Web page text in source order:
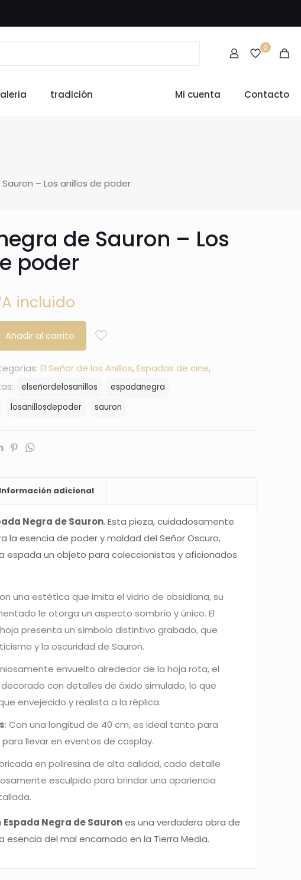
0
tradición Mi cuenta Contacto
– Los anillos de poder
de Sauron – Los
poder
incluido
Añadir al carrito
El Señor de los Anillos,Espadas de cine,
elseñordelosanillos
espadanegra
losanillosdepoder sauron
Información adicional
Negra de Sauron. Esta pieza, cuidadosamente
la esencia de poder y maldad del Señor Oscuro,
espada un objeto para coleccionistas y aficionados
una estética que imita el vidrio de obsidiana, su
le otorga un aspecto sombrío y único. El
presenta un símbolo distintivo grabado, que
y la oscuridad de Sauron.
envuelto alrededor de la hoja rota, el
con detalles de óxido simulado, lo que
envejecido y realista a la réplica.
: Con una longitud de 40 cm, es ideal tanto para
llevar en eventos de cosplay.
en poliresina de alta calidad, cada detalle
esculpido para brindar una apariencia
Espada Negra de Saurones una verdadera obra de
esencia del mal encarnado en la Tierra Media.